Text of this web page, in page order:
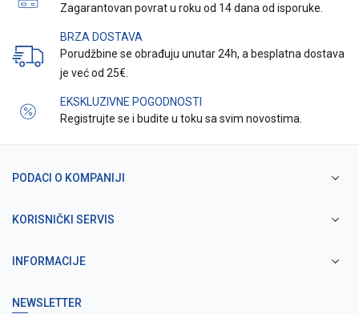
Zagarantovan povrat u roku od 14 dana od isporuke.
BRZA DOSTAVA
Porudžbine se obrađuju unutar 24h, a besplatna dostava
je već od 25€.
EKSKLUZIVNE POGODNOSTI
Registrujte se i budite u toku sa svim novostima.
PODACI O KOMPANIJI
KORISNIČKI SERVIS
INFORMACIJE
NEWSLETTER